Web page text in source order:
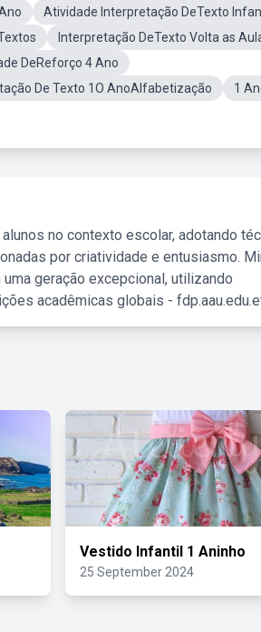
Atividade Interpretação DeTexto
Interpretação DeTexto Volta as
DeReforço 4 Ano
De Texto 1O AnoAlfabetização
1
no contexto escolar, adotando
por criatividade e entusiasmo.
geração excepcional, utilizando
acadêmicas globais -
Vestido Infantil 1 Aninho
25 September 2024